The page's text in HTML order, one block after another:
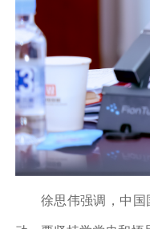
徐思伟强调，中